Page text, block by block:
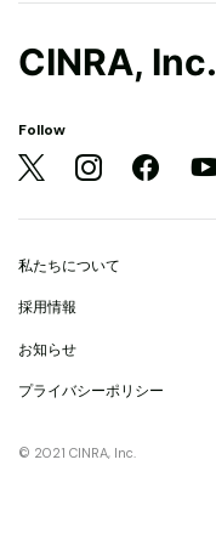
CINRA, Inc.
Follow
私たちについて
採用情報
お知らせ
プライバシーポリシー
© 2021 CINRA, Inc.